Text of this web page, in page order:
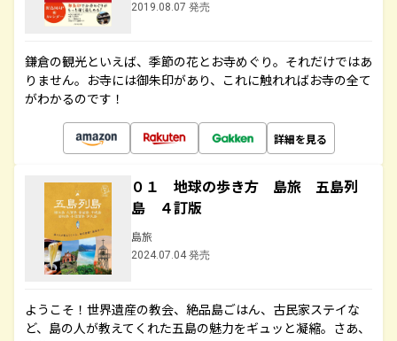
2019.08.07 発売
鎌倉の観光といえば、季節の花とお寺めぐり。それだけではあ
りません。お寺には御朱印があり、これに触れればお寺の全て
がわかるのです！
詳細を見る
０１ 地球の歩き方 島旅 五島列
島 ４訂版
島旅
2024.07.04 発売
ようこそ！世界遺産の教会、絶品島ごはん、古民家ステイな
ど、島の人が教えてくれた五島の魅力をギュッと凝縮。さあ、